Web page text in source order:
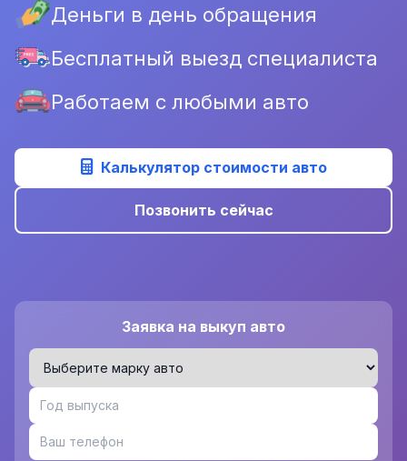
Деньги в день обращения
Бесплатный выезд специалиста
Работаем с любыми авто
Калькулятор стоимости авто
Позвонить сейчас
Заявка на выкуп авто